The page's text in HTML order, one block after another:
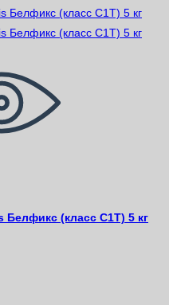
Белфикс (класс С1Т) 5 кг